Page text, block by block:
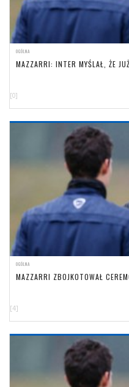
OGÓLNA
MAZZARRI: INTER MYŚLAŁ, ŻE
[0]
OGÓLNA
MAZZARRI ZBOJKOTOWAŁ
[4]